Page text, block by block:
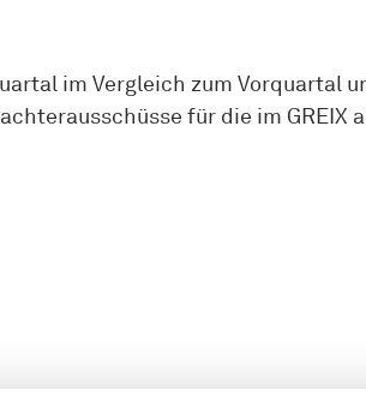
im Vergleich zum Vorquartal
für die im GREIX